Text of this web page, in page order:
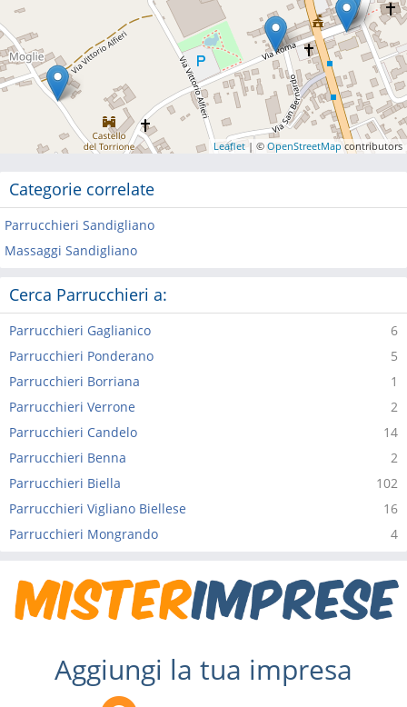
Leaflet | © OpenStreetMap contributors
Categorie correlate
Parrucchieri Sandigliano
Massaggi Sandigliano
Cerca Parrucchieri a:
6
Parrucchieri Gaglianico
5
Parrucchieri Ponderano
1
Parrucchieri Borriana
2
Parrucchieri Verrone
14
Parrucchieri Candelo
2
Parrucchieri Benna
102
Parrucchieri Biella
16
Parrucchieri Vigliano Biellese
4
Parrucchieri Mongrando
Aggiungi la tua impresa